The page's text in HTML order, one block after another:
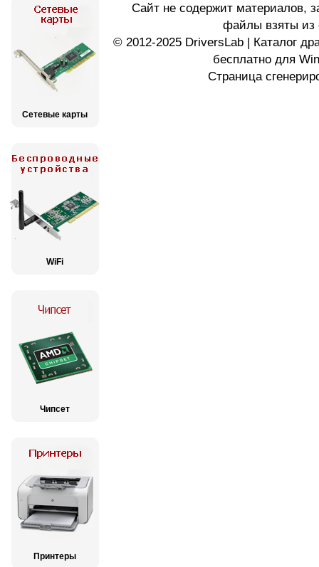
Сетевые карты
WiFi
Чипсет
Принтеры
Сайт не содержит материалов,
файлы взяты из
© 2012-2025 DriversLab | Каталог
бесплатно для
Страница